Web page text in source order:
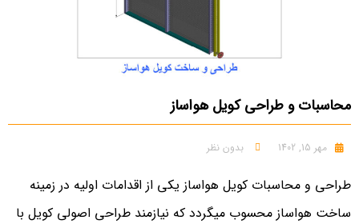
محاسبات و طراحی کویل هواساز
مهر 15, 1402 بدون نظر
طراحی و محاسبات کویل هواساز یکی از اقدامات اولیه در زمینه
ساخت هواساز محسوب میگردد که نیازمند طراحی اصولی کویل با